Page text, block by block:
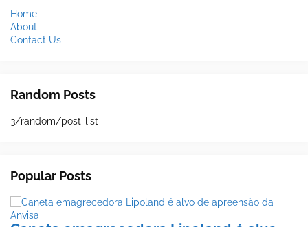
Home
About
Contact Us
Random Posts
3/random/post-list
Popular Posts